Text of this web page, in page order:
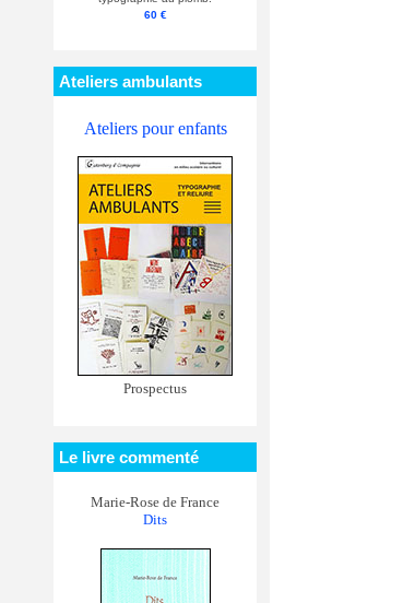
60 €
Ateliers ambulants
Ateliers pour enfants
Prospectus
Le livre commenté
Marie-Rose de France
Dits